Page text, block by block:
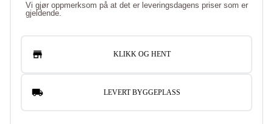
Vi gjør oppmerksom på at det er leveringsdagens priser som er
gjeldende.
KLIKK OG HENT
LEVERT BYGGEPLASS